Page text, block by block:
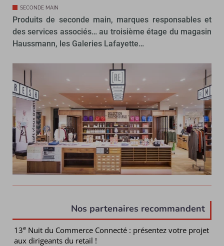
SECONDE MAIN
Produits de seconde main, marques responsables et
des services associés… au troisième étage du magasin
Haussmann, les Galeries Lafayette…
Nos partenaires recommandent
13e Nuit du Commerce Connecté : présentez votre projet
aux dirigeants du retail !